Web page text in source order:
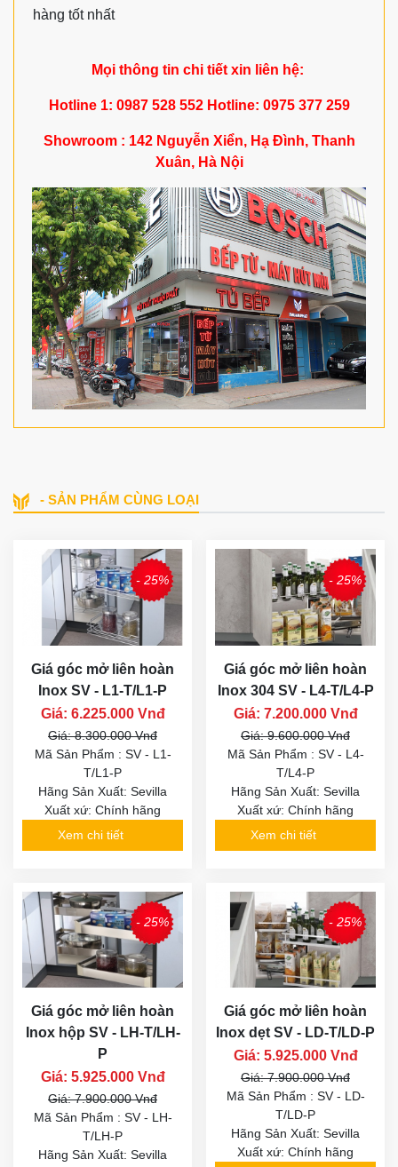
hàng tốt nhất
Mọi thông tin chi tiết xin liên hệ:
Hotline 1: 0987 528 552 Hotline: 0975 377 259
Showroom : 142 Nguyễn Xiển, Hạ Đình, Thanh
Xuân, Hà Nội
- SẢN PHẨM CÙNG LOẠI
- 25%
Giá góc mở liên hoàn
Inox SV - L1-T/L1-P
Giá: 6.225.000 Vnđ
Giá: 8.300.000 Vnđ
Mã Sản Phẩm : SV - L1-
T/L1-P
Hãng Sản Xuất: Sevilla
Xuất xứ: Chính hãng
Xem chi tiết
- 25%
Giá góc mở liên hoàn
Inox 304 SV - L4-T/L4-P
Giá: 7.200.000 Vnđ
Giá: 9.600.000 Vnđ
Mã Sản Phẩm : SV - L4-
T/L4-P
Hãng Sản Xuất: Sevilla
Xuất xứ: Chính hãng
Xem chi tiết
- 25%
Giá góc mở liên hoàn
Inox hộp SV - LH-T/LH-
P
Giá: 5.925.000 Vnđ
Giá: 7.900.000 Vnđ
Mã Sản Phẩm : SV - LH-
T/LH-P
Hãng Sản Xuất: Sevilla
- 25%
Giá góc mở liên hoàn
Inox dẹt SV - LD-T/LD-P
Giá: 5.925.000 Vnđ
Giá: 7.900.000 Vnđ
Mã Sản Phẩm : SV - LD-
T/LD-P
Hãng Sản Xuất: Sevilla
Xuất xứ: Chính hãng